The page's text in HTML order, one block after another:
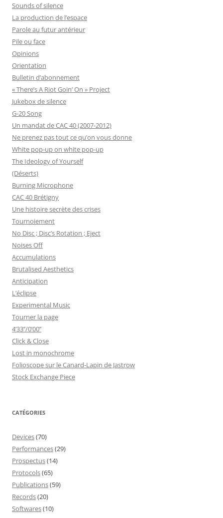
Sounds of silence
La production de l’espace
Parole au futur antérieur
Pile ou face
Opinions
Orientation
Bulletin d’abonnement
« There’s A Riot Goin’ On » Project
Jukebox de silence
G-20 Song
Un mandat de CAC 40 (2007-2012)
Ne prenez pas tout ce qu’on vous donne
White pop-up on white pop-up
The Ideology of Yourself
(Déserts)
Burning Microphone
CAC 40 Brétigny
Une histoire secrète des crises
Tournoiement
No Disc ; Disc’s Rotation ; Eject
Noises Off
Accumulations
Brutalised Aesthetics
Anticipation
L’éclipse
Experimental Music
Tourner la page
4’33’’/0’00’’
Click & Close
Lost in monochrome
Folioscope sur le Canard-Lapin de Jastrow
Stock Exchange Piece
CATÉGORIES
Devices(70)
Performances(29)
Prospectus(14)
Protocols(65)
Publications(59)
Records(20)
Softwares(10)